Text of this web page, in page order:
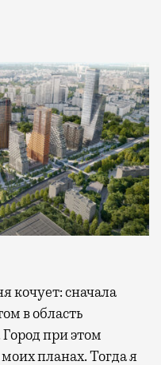
в область
при этом
планах. Тогда я